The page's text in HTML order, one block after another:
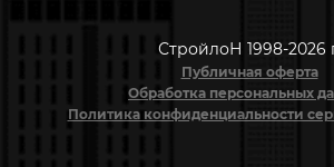
СтройлоН 1998-2026
Публичная оферта
Обработка персональных
Политика конфиденциальности